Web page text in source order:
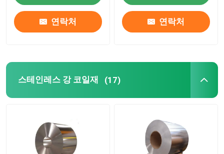
연락처 연락처
스테인레스 강 코일재 (17)